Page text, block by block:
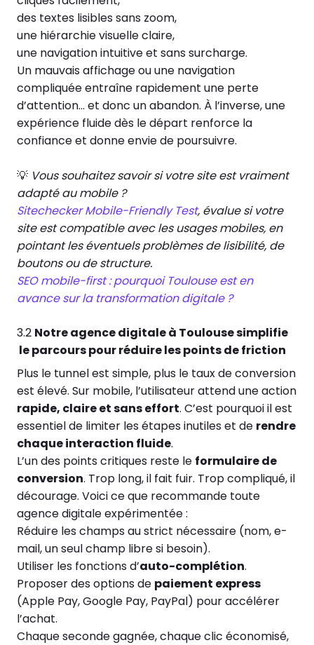
des textes lisibles sans zoom,
une hiérarchie visuelle claire,
une navigation intuitive et sans surcharge.
Un mauvais affichage ou une navigation
compliquée entraîne rapidement une perte
d’attention… et donc un abandon. À l’inverse, une
expérience fluide dès le départ renforce la
confiance et donne envie de poursuivre.
💡 Vous souhaitez savoir si votre site est vraiment
adapté au mobile ?
Sitechecker Mobile-Friendly Test, évalue si votre
site est compatible avec les usages mobiles, en
pointant les éventuels problèmes de lisibilité, de
boutons ou de structure.
SEO mobile-first : pourquoi Toulouse est en
avance sur la transformation digitale ?
3.2 Notre agence digitale à Toulouse simplifie
le parcours pour réduire les points de friction
Plus le tunnel est simple, plus le taux de conversion
est élevé. Sur mobile, l’utilisateur attend une action
rapide, claire et sans effort. C’est pourquoi il est
essentiel de limiter les étapes inutiles et de rendre
chaque interaction fluide.
L’un des points critiques reste le formulaire de
conversion. Trop long, il fait fuir. Trop compliqué, il
décourage. Voici ce que recommande toute
agence digitale expérimentée :
Réduire les champs au strict nécessaire (nom, e-
mail, un seul champ libre si besoin).
Utiliser les fonctions d’auto-complétion.
Proposer des options de paiement express
(Apple Pay, Google Pay, PayPal) pour accélérer
l’achat.
Chaque seconde gagnée, chaque clic économisé,